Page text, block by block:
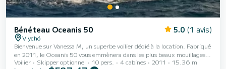
Bénéteau Oceanis 50 5.0 (1 avis)
Vlychó
Bienvenue sur Vanessa M, un superbe voilier dédié à la location. Fabriqué
en 2011, le Oceanis 50 vous emmènera dans les plus beaux mouillages
de Vlychó. Le voilier fait 15 mètres de longueur pour une puissance de
Voilier Skipper optionnel 10 pers. 4 cabines 2011 15.36 m